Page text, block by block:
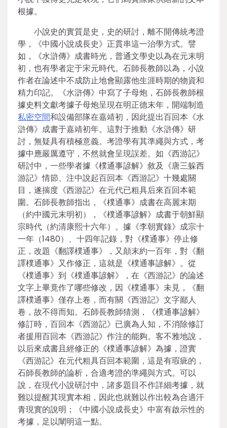
根據。
小說史的實質是史，史的研討，離不開傳統考證
學，《中國小說成長史》正貫串這一治學方式。譬
如，《水滸傳》成書時光，普通文學史以為在元末明
初，也有學者定于宋元時代。石師長教師以為，小說
作者在論述中不成防止地會顯露他生涯時期的物資和
精力印記。《水滸傳》中寫了子母炮，石師長教師根
據史料文獻考據子母炮呈現在明正德末年，開端制造
私密空間和設備部隊在嘉靖初，因此提出百回本《水
滸傳》成書于嘉靖初年。這對于推動《水滸傳》研
討，無疑具有積極意義。考證學有其準繩與方式，考
據中應嚴厲遵守，不然就會呈現誤差。如《西游記》
研討中，一些學者據《樸通事諺解》敘及《唐三躲西
游記》情節、注中說起百回本《西游記》十幾處關
目，遂揣度《西游記》在元代已粗具后來百回本範
圍。石師長教師指出，《樸通事》成書在高麗末期
（約中國元末明初），《樸通事諺解》成書于朝鮮顯
宗時代（約清康熙十六年）。據《李朝實錄》成宗十
一年（1480）、十四年記錄，對《樸通事》停止修
正，改題《翻譯樸通事》，又顛末約一百年，對《翻
譯樸通事》又作修正，這就是《樸通事諺解》。從
《樸通事》到《樸通事諺解》，在《西游記》的論述
文字上畢竟作了哪些修改，因《樸通事》未見，《翻
譯樸通事》僅存上卷，而有關《西游記》文字鄙人
卷，故不得而知。石師長教師猜測，《樸通事諺解》
修訂時，百回本《西游記》已廣為人知，不消除修訂
者援用百回本《西游記》作注的能夠。客不雅地說，
以后來成書且經修正的《樸通事諺解》為據，證實
《西游記》在元代粗具百回本範圍，這是有瑕疵的，
石師長教師的論析，合適考證的準繩與方式。可以
說，在現代小說研討中，諸多題目不作詳細考據，就
難以提醒其現實本相，因此也就難以作出較為合適汗
青現實的說明；《中國小說成長史》中富有啟示性的
考據，足以闡明這一點。